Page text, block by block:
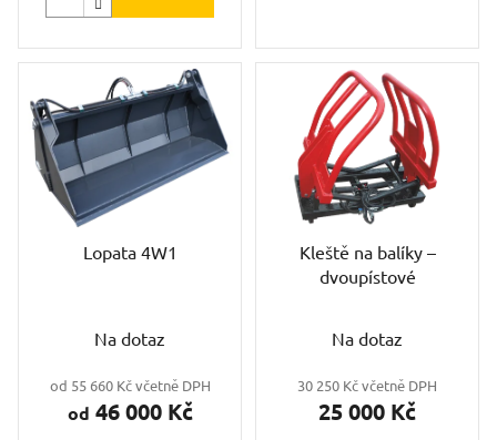
Lopata 4W1
Na dotaz
od 55 660 Kč včetně DPH
od 46 000 Kč
Kleště na balíky –
dvoupístové
Na dotaz
30 250 Kč včetně DPH
25 000 Kč